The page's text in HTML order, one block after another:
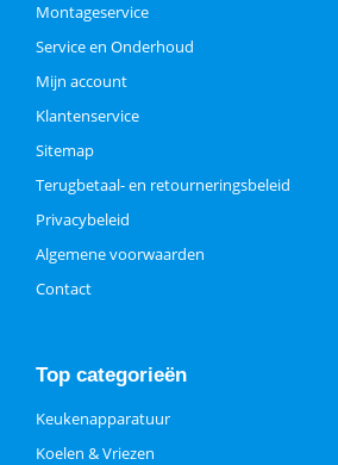
Montageservice
Service en Onderhoud
Mijn account
Klantenservice
Sitemap
Terugbetaal- en retourneringsbeleid
Privacybeleid
Algemene voorwaarden
Contact
Top categorieën
Keukenapparatuur
Koelen & Vriezen